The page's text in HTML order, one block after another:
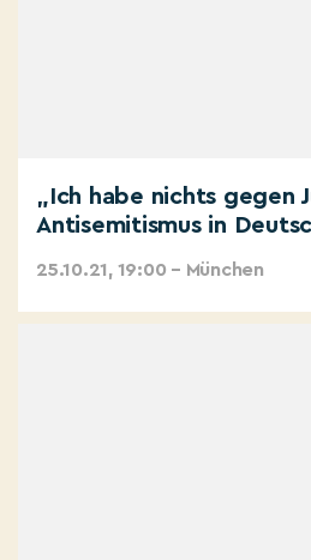
„Ich habe nichts gegen
Antisemitismus in
25.10.21, 19:00 – München